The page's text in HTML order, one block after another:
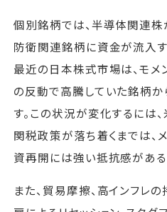
個別銘柄では、半導体関連株
防衛関連銘柄に資金が流入す
最近の日本株式市場は、モメ
の反動で高騰していた銘柄
す。この状況が変化するには
関税政策が落ち着くまでは、
資再開には強い抵抗感がある
また、貿易摩擦、高インフレ